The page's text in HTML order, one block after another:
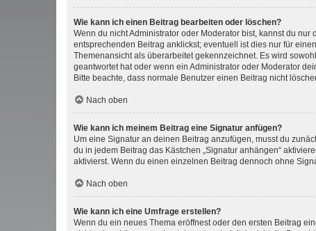
Wie kann ich einen Beitrag bearbeiten oder löschen?
Wenn du nicht Administrator oder Moderator bist, kannst du
entsprechenden Beitrag anklickst; eventuell ist dies nur für
Themenansicht als überarbeitet gekennzeichnet. Es wird
geantwortet hat oder wenn ein Administrator oder Moderator
Bitte beachte, dass normale Benutzer einen Beitrag nicht
Nach oben
Wie kann ich meinem Beitrag eine Signatur anfügen?
Um eine Signatur an deinen Beitrag anzufügen, musst du
du in jedem Beitrag das Kästchen „Signatur anhängen“
aktivierst. Wenn du einen einzelnen Beitrag dennoch ohne
Nach oben
Wie kann ich eine Umfrage erstellen?
Wenn du ein neues Thema eröffnest oder den ersten Beitrag